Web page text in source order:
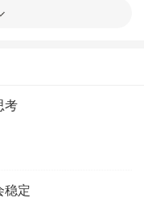
点东西，在返回
将近，客流较大，
。弢良妻子上了
回去了，便发动车
考
稳定